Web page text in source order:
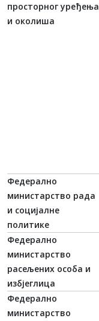
просторног уређења
и околиша
Федерално
министарство рада
и социјалне
политике
Федерално
министарство
расељених особа и
избјеглица
Федерално
министарство